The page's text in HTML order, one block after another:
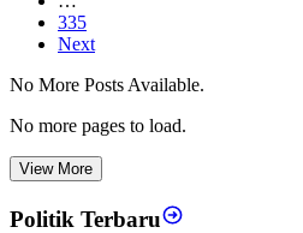
335
Next
No More Posts Available.
No more pages to load.
View More
Politik Terbaru